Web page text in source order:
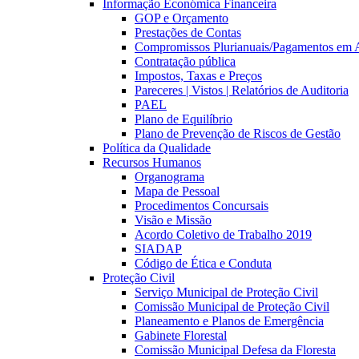
Informação Económica Financeira
GOP e Orçamento
Prestações de Contas
Compromissos Plurianuais/Pagamentos em
Contratação pública
Impostos, Taxas e Preços
Pareceres | Vistos | Relatórios de Auditoria
PAEL
Plano de Equilíbrio
Plano de Prevenção de Riscos de Gestão
Política da Qualidade
Recursos Humanos
Organograma
Mapa de Pessoal
Procedimentos Concursais
Visão e Missão
Acordo Coletivo de Trabalho 2019
SIADAP
Código de Ética e Conduta
Proteção Civil
Serviço Municipal de Proteção Civil
Comissão Municipal de Proteção Civil
Planeamento e Planos de Emergência
Gabinete Florestal
Comissão Municipal Defesa da Floresta